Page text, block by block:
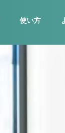
使い方